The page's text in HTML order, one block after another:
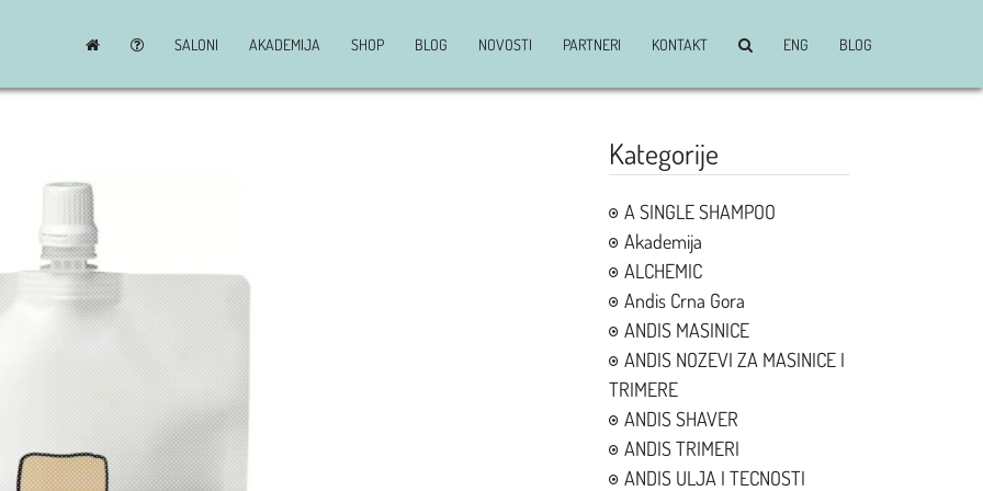
SALONI AKADEMIJA SHOP BLOG NOVOSTI PARTNERI KONTAKT ENG BLOG
Kategorije
A SINGLE SHAMPOO
Akademija
ALCHEMIC
Andis Crna Gora
ANDIS MASINICE
ANDIS NOZEVI ZA MASINICE I
TRIMERE
ANDIS SHAVER
ANDIS TRIMERI
ANDIS ULJA I TECNOSTI